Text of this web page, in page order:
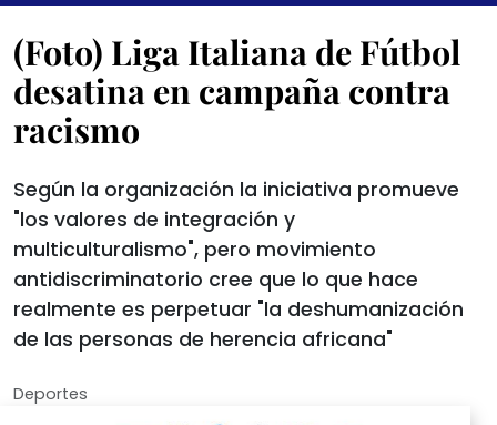
(Foto) Liga Italiana de Fútbol
desatina en campaña contra
racismo
Según la organización la iniciativa promueve
"los valores de integración y
multiculturalismo", pero movimiento
antidiscriminatorio cree que lo que hace
realmente es perpetuar "la deshumanización
de las personas de herencia africana"
Deportes